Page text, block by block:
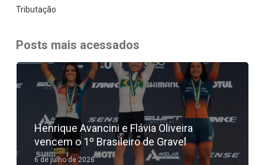
Tributação
Posts mais acessados
Henrique Avancini e Flávia Oliveira
vencem o 1º Brasileiro de Gravel
6 de julho de 2026